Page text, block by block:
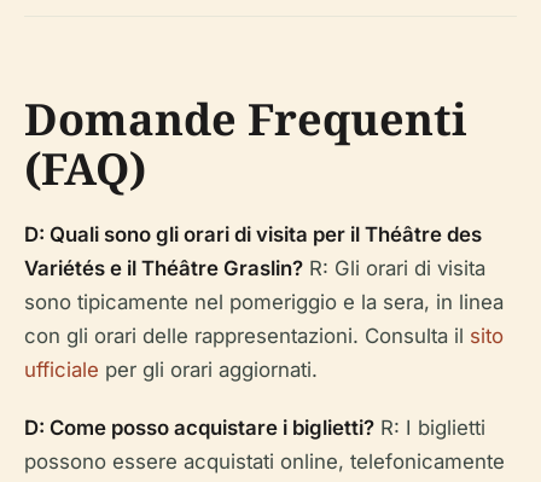
Domande Frequenti
(FAQ)
D: Quali sono gli orari di visita per il Théâtre des
Variétés e il Théâtre Graslin? R: Gli orari di visita
sono tipicamente nel pomeriggio e la sera, in linea
con gli orari delle rappresentazioni. Consulta il sito
ufficiale per gli orari aggiornati.
D: Come posso acquistare i biglietti? R: I biglietti
possono essere acquistati online, telefonicamente